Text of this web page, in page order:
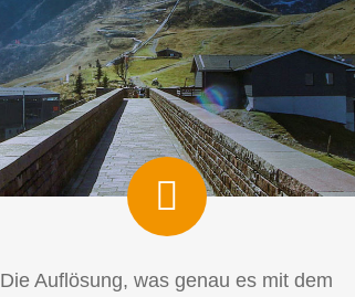
Die Auflösung, was genau es mit dem